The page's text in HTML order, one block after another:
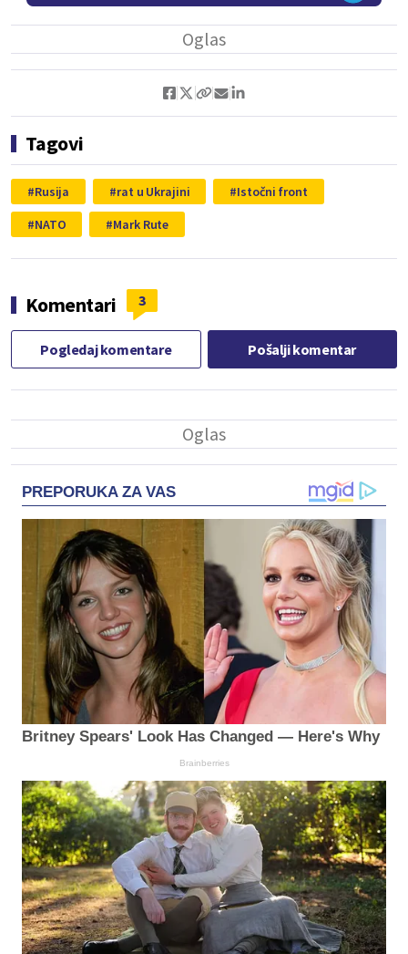
Tagovi
Rusija rat u Ukrajini
Istočni front
NATO
Mark Rute
Komentari 3
Pogledaj komentare Pošalji komentar
PREPORUKA ZA VAS
Britney Spears' Look Has Changed — Here's Why
Brainberries